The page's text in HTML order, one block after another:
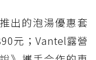
出的泡湯優惠套
元；Vantel露營